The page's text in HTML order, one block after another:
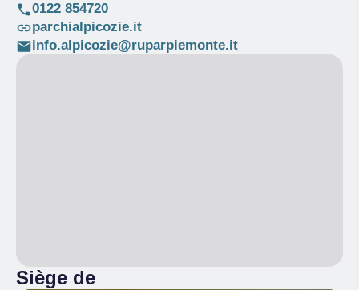
0122 854720
parchialpicozie.it
info.alpicozie@ruparpiemonte.it
Siège de